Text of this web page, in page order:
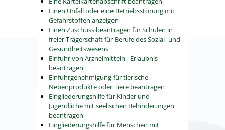
Einen Unfall oder eine Betriebsstörung mit
Gefahrstoffen anzeigen
Einen Zuschuss beantragen für Schulen in
freier Trägerschaft für Berufe des Sozial- und
Gesundheitswesens
Einfuhr von Arzneimitteln - Erlaubnis
beantragen
Einfuhrgenehmigung für tierische
Nebenprodukte oder Tiere beantragen
Eingliederungshilfe für Kinder und
Jugendliche mit seelischen Behinderungen
beantragen
Eingliederungshilfe für Menschen mit